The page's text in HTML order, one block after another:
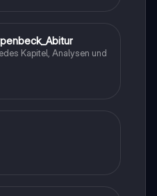
Kapitel, Analysen und